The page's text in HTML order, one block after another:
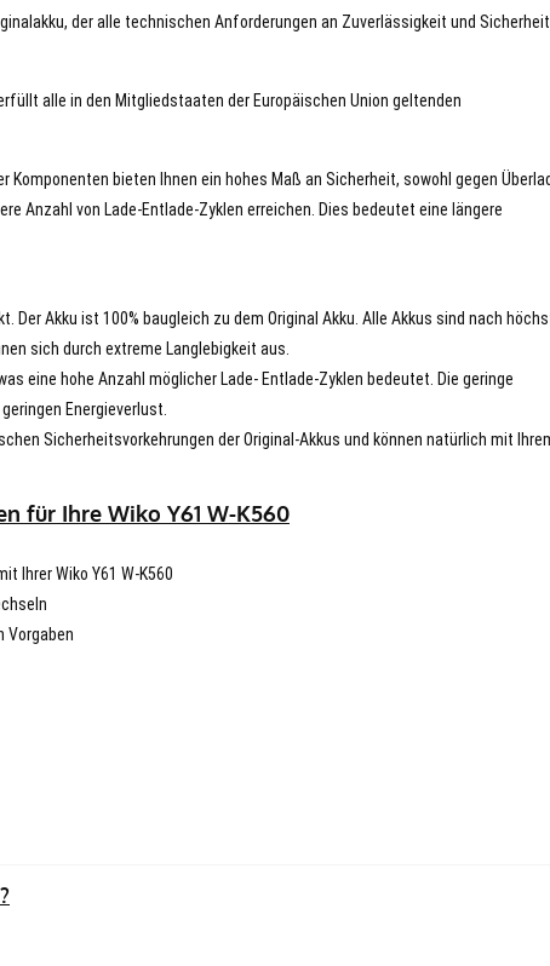
der alle technischen Anforderungen an Zuverlässigkeit und Sicherheit
alle in den Mitgliedstaaten der Europäischen Union geltenden
bieten Ihnen ein hohes Maß an Sicherheit, sowohl gegen
Anzahl von Lade-Entlade-Zyklen erreichen. Dies bedeutet eine längere
Der Akku ist 100% baugleich zu dem Original Akku. Alle Akkus sind nach
sich durch extreme Langlebigkeit aus.
eine hohe Anzahl möglicher Lade- Entlade-Zyklen bedeutet. Die geringe
Energieverlust.
Sicherheitsvorkehrungen der Original-Akkus und können natürlich mit
für Ihre Wiko Y61 W-K560
Ihrer Wiko Y61 W-K560
Vorgaben